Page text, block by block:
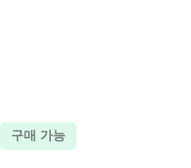
구매 가능